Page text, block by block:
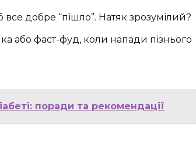
добре “пішло”. Натяк зрозумілий?
або фаст-фуд, коли напади пізнього
поради та рекомендації